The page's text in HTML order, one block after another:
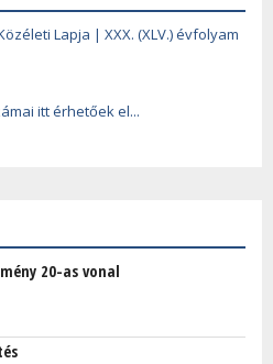
Lapja | XXX. (XLV.) évfolyam
itt érhetőek el...
20-as vonal